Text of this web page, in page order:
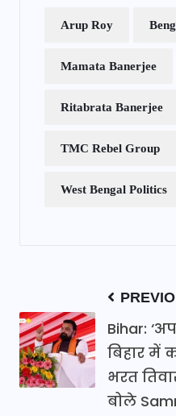
Arup Roy
Mamata Banerjee
Ritabrata Banerjee
TMC Rebel Group
West Bengal Politics
Bihar:
बिहार में
भरत
बोले